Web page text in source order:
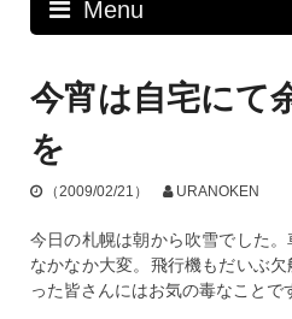
Menu
今宵は自宅にて
を
（2009/02/21） URANOKEN
今日の札幌は朝から吹雪でした
なかなか大変。飛行機もだいぶ
った皆さんにはお気の毒なことで